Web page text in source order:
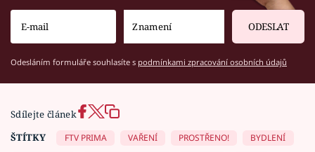
ODESLAT
Odesláním formuláře souhlasíte s podmínkami zpracování osobních údajů
Sdílejte článek
ŠTÍTKY
FTV PRIMA VAŘENÍ PROSTŘENO!
BYDLENÍ